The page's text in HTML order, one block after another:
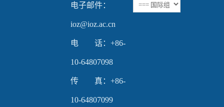
电子邮件：
ioz@ioz.ac.cn
电 话：+86-
10-64807098
传 真：+86-
10-64807099